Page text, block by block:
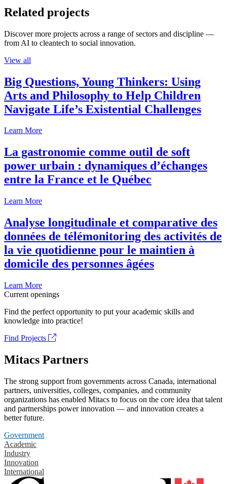
Related projects
Discover more projects across a range of sectors and discipline —
from AI to cleantech to social innovation.
View all
Big Questions, Young Thinkers: Using
Arts and Philosophy to Help Children
Navigate Life’s Existential Challenges
Learn More
La gastronomie comme outil de soft
power urbain : dynamiques d’échanges
entre la France et le Québec
Learn More
Analyse longitudinale et comparative des
données de télémonitoring des activités de
la vie quotidienne pour le maintien à
domicile des personnes âgées
Learn More
Current openings
Find the perfect opportunity to put your academic skills and
knowledge into practice!
Find Projects
Mitacs Partners
The strong support from governments across Canada, international
partners, universities, colleges, companies, and community
organizations has enabled Mitacs to focus on the core idea that talent
and partnerships power innovation — and innovation creates a
better future.
Government
Academic
Industry
Innovation
International